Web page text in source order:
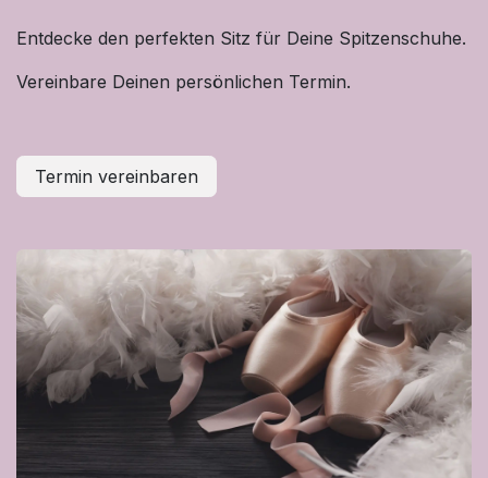
Entdecke den perfekten Sitz für Deine Spitzenschuhe.
Vereinbare Deinen persönlichen Termin.
Termin vereinbaren